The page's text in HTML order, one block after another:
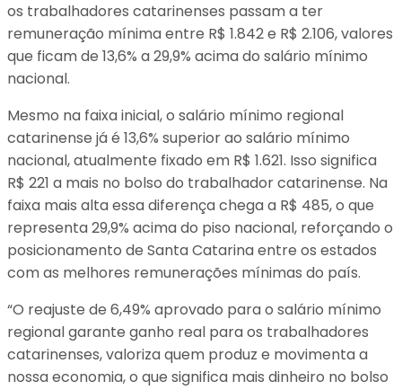
os trabalhadores catarinenses passam a ter
remuneração mínima entre R$ 1.842 e R$ 2.106, valores
que ficam de 13,6% a 29,9% acima do salário mínimo
nacional.
Mesmo na faixa inicial, o salário mínimo regional
catarinense já é 13,6% superior ao salário mínimo
nacional, atualmente fixado em R$ 1.621. Isso significa
R$ 221 a mais no bolso do trabalhador catarinense. Na
faixa mais alta essa diferença chega a R$ 485, o que
representa 29,9% acima do piso nacional, reforçando o
posicionamento de Santa Catarina entre os estados
com as melhores remunerações mínimas do país.
“O reajuste de 6,49% aprovado para o salário mínimo
regional garante ganho real para os trabalhadores
catarinenses, valoriza quem produz e movimenta a
nossa economia, o que significa mais dinheiro no bolso